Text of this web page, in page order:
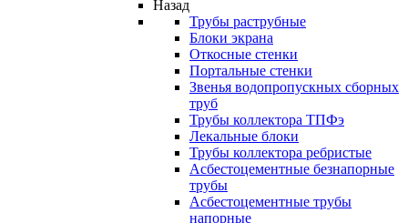
Назад
Трубы раструбные
Блоки экрана
Откосные стенки
Портальные стенки
Звенья водопропускных сборных
труб
Трубы коллектора ТПФэ
Лекальные блоки
Трубы коллектора ребристые
Асбестоцементные безнапорные
трубы
Асбестоцементные трубы
напорные